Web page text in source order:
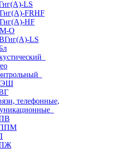
LS
FRHF
HF
O
LS
телефонные,